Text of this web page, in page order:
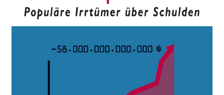
Untermenü